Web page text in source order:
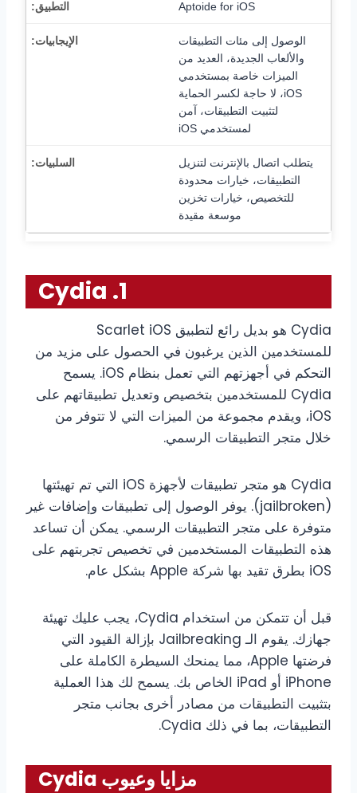
Aptoide for iOS
الوصول إلى مئات التطبيقات
والألعاب الجديدة، العديد من
الميزات خاصة بمستخدمي
iOS، لا حاجة لكسر الحماية
لتثبيت التطبيقات، آمن
لمستخدمي iOS
يتطلب اتصال بالإنترنت لتنزيل
التطبيقات، خيارات محدودة
للتخصيص، خيارات تخزين
موسعة مقيدة
1. Cydia
Cydia هو بديل رائع لتطبيق Scarlet iOS
للمستخدمين الذين يرغبون في الحصول على مزيد من
التحكم في أجهزتهم التي تعمل بنظام iOS. يسمح
Cydia للمستخدمين بتخصيص وتعديل تطبيقاتهم على
iOS، ويقدم مجموعة من الميزات التي لا تتوفر من
خلال متجر التطبيقات الرسمي.
Cydia هو متجر تطبيقات لأجهزة iOS التي تم تهيئتها
(jailbroken). يوفر الوصول إلى تطبيقات وإضافات غير
متوفرة على متجر التطبيقات الرسمي. يمكن أن تساعد
هذه التطبيقات المستخدمين في تخصيص تجربتهم على
iOS بطرق تقيد بها شركة Apple بشكل عام.
قبل أن تتمكن من استخدام Cydia، يجب عليك تهيئة
جهازك. يقوم الـ Jailbreaking بإزالة القيود التي
فرضتها Apple، مما يمنحك السيطرة الكاملة على
iPhone أو iPad الخاص بك. يسمح لك هذا العملية
بتثبيت التطبيقات من مصادر أخرى بجانب متجر
التطبيقات، بما في ذلك Cydia.
مزايا وعيوب Cydia